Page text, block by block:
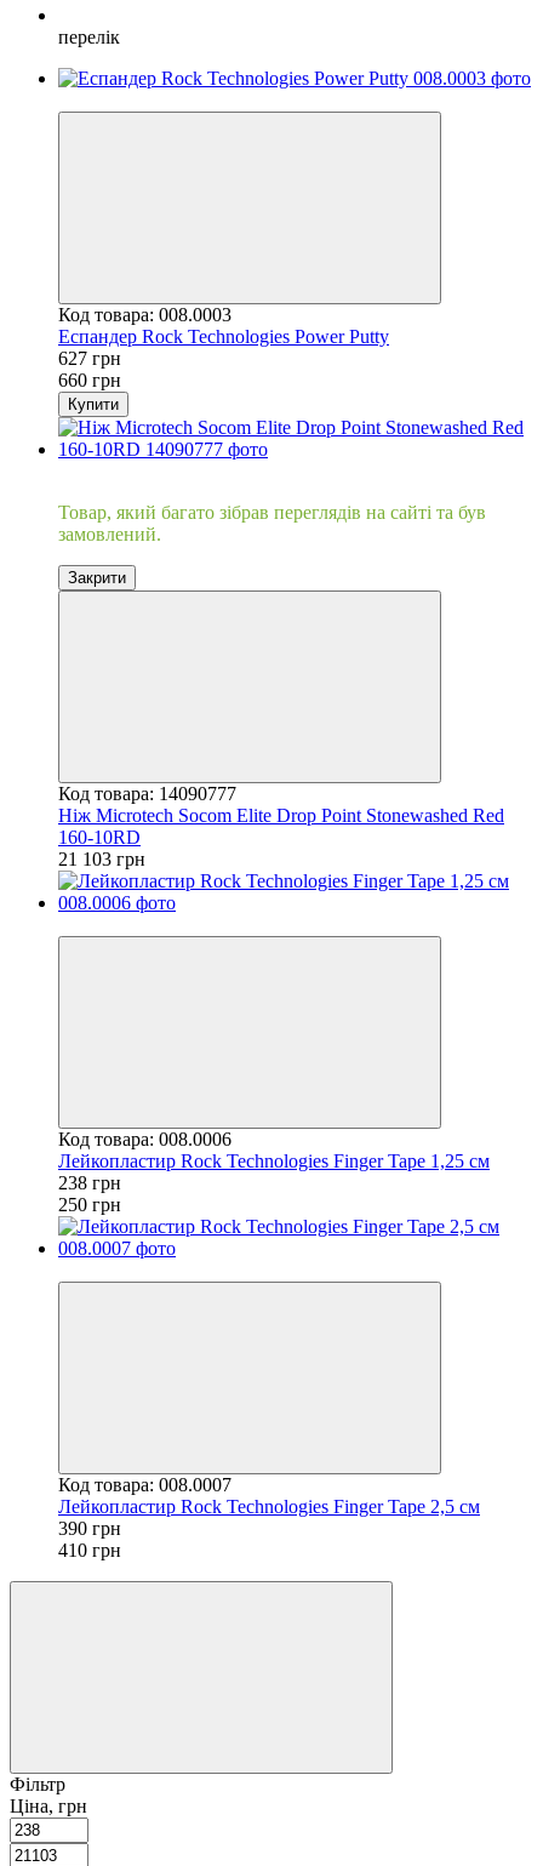
перелік
Код товара: 008.0003
Еспандер Rock Technologies Power Putty
627 грн
660 грн
Купити
Товар, який багато зібрав переглядів на сайті та був
замовлений.
Закрити
Код товара: 14090777
Ніж Microtech Socom Elite Drop Point Stonewashed Red
160-10RD
21 103 грн
Код товара: 008.0006
Лейкопластир Rock Technologies Finger Tape 1,25 см
238 грн
250 грн
Код товара: 008.0007
Лейкопластир Rock Technologies Finger Tape 2,5 см
390 грн
410 грн
Фільтр
Ціна, грн